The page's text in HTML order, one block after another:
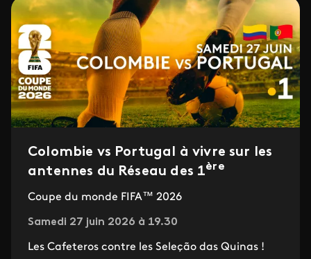
Colombie vs Portugal à vivre sur les
antennes du Réseau des 1ère
Coupe du monde FIFA™ 2026
Samedi 27 juin 2026 à 19.30
Les Cafeteros contre les Seleção das Quinas !